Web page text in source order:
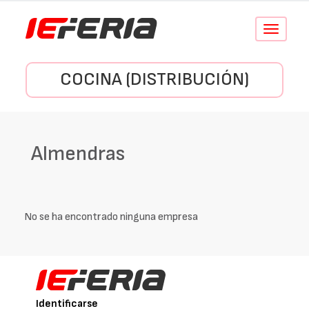
Conmutar
COCINA (DISTRIBUCIÓN)
Almendras
No se ha encontrado ninguna empresa
Identificarse